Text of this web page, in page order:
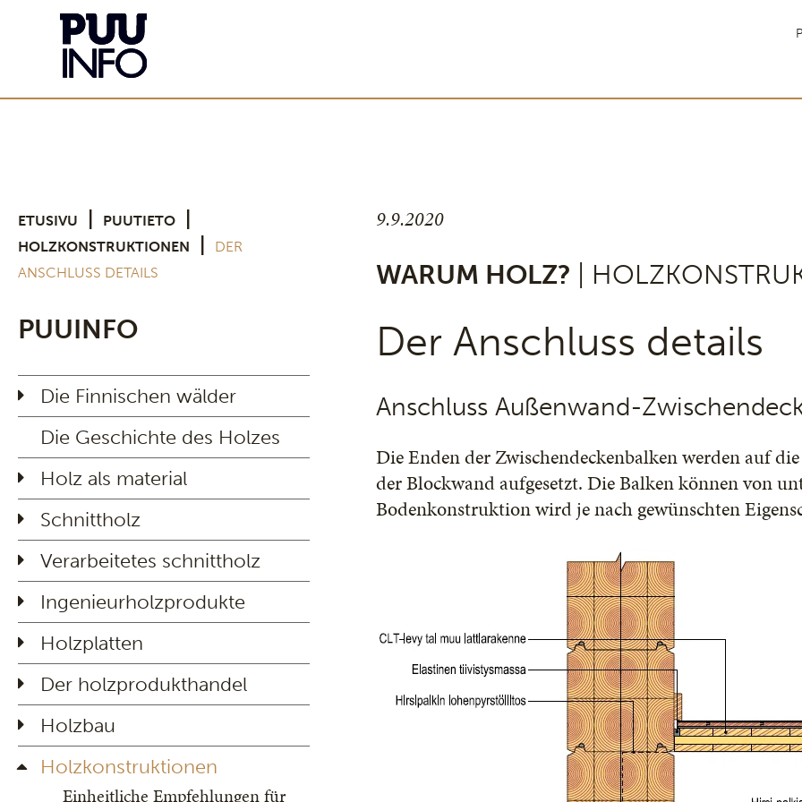
ETUSIVU PUUTIETO
HOLZKONSTRUKTIONEN
DER
ANSCHLUSS DETAILS
PUUINFO
Die Finnischen wälder
Die Geschichte des Holzes
Holz als material
Schnittholz
Verarbeitetes schnittholz
Ingenieurholzprodukte
Holzplatten
Der holzprodukthandel
Holzbau
Holzkonstruktionen
Einheitliche Empfehlungen für
9.9.2020
WARUM HOLZ? |
Der Anschluss details
Anschluss Außenwand-
Die Enden der Zwischendeckenbalken werden auf
der Blockwand aufgesetzt. Die Balken können von
Bodenkonstruktion wird je nach gewünschten